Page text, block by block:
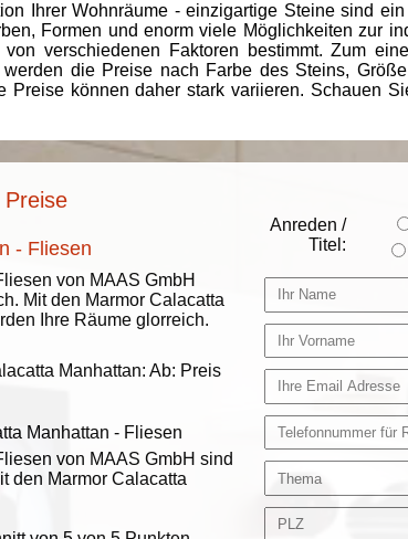
Ihrer Wohnräume - einzigartige Steine sind
Formen und enorm viele Möglichkeiten zur
verschiedenen Faktoren bestimmt. Zum
die Preise nach Farbe des Steins,
Preise können daher stark variieren. Schauen
- Fliesen
von MAAS GmbH
Mit den Marmor Calacatta
Ihre Räume glorreich.
Manhattan: Ab: Preis
Manhattan - Fliesen
von MAAS GmbH sind
den Marmor Calacatta
Anreden /
Titel: